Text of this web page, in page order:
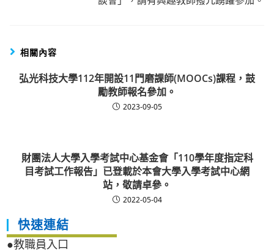
相關內容
弘光科技大學112年開設11門磨課師(MOOCs)課程，鼓
勵教師報名參加。
2023-09-05
財團法人大學入學考試中心基金會「110學年度指定科
目考試工作報告」已登載於本會大學入學考試中心網
站，敬請卓參。
2022-05-04
快速連結
●教職員入口